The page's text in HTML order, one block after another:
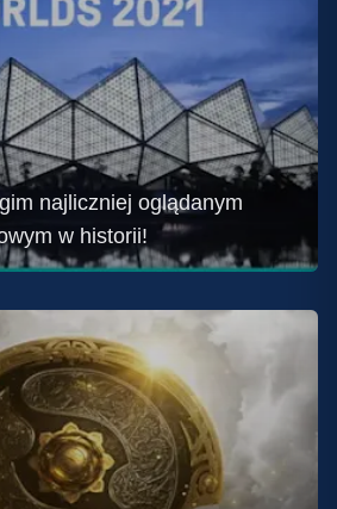
najliczniej oglądanym
w historii!